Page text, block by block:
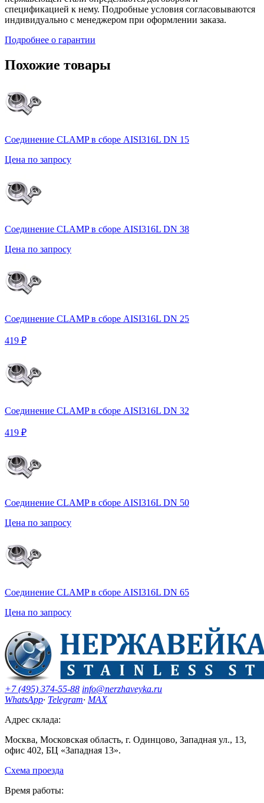
спецификацией к нему. Подробные условия согласовываются
индивидуально с менеджером при оформлении заказа.
Подробнее о гарантии
Похожие товары
Соединение CLAMP в сборе AISI316L DN 15
Цена по запросу
Соединение CLAMP в сборе AISI316L DN 38
Цена по запросу
Соединение CLAMP в сборе AISI316L DN 25
419 ₽
Соединение CLAMP в сборе AISI316L DN 32
419 ₽
Соединение CLAMP в сборе AISI316L DN 50
Цена по запросу
Соединение CLAMP в сборе AISI316L DN 65
Цена по запросу
+7 (495) 374-55-88 info@nerzhaveyka.ru
WhatsApp· Telegram· MAX
Адрес склада:
Москва, Московская область, г. Одинцово, Западная ул., 13,
офис 402, БЦ «Западная 13».
Схема проезда
Время работы: